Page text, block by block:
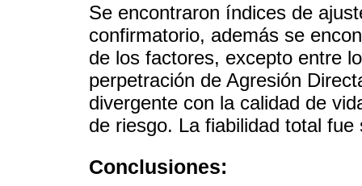
Se encontraron índices de
confirmatorio, además se
de los factores, excepto entre
perpetración de Agresión
divergente con la calidad de
de riesgo. La fiabilidad total fue
Conclusiones: